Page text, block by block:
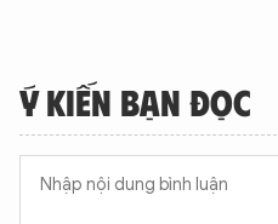
Ý KIẾN BẠN ĐỌC